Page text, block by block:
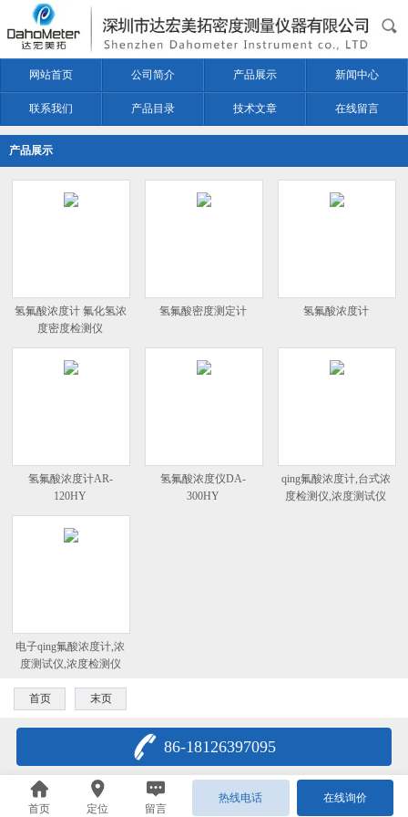
网站首页 公司简介 产品展示 新闻中心
联系我们 产品目录 技术文章 在线留言
产品展示
氢氟酸浓度计 氟化氢浓
度密度检测仪
氢氟酸密度测定计 氢氟酸浓度计
氢氟酸浓度计AR-
120HY
氢氟酸浓度仪DA-
300HY
qing氟酸浓度计,台式浓
度检测仪,浓度测试仪
电子qing氟酸浓度计,浓
度测试仪,浓度检测仪
首页 末页
86-18126397095
首页 定位 留言
热线电话 在线询价